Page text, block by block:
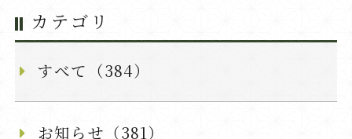
カテゴリ
すべて（384）
お知らせ（381）